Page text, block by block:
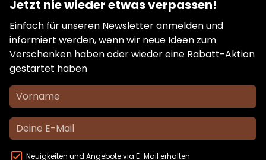
Jetzt nie wieder etwas verpassen!
Einfach für unseren Newsletter anmelden und
informiert werden, wenn wir neue Ideen zum
Verschenken haben oder wieder eine Rabatt-Aktion
gestartet haben
Neuigkeiten und Angebote via E-Mail erhalten